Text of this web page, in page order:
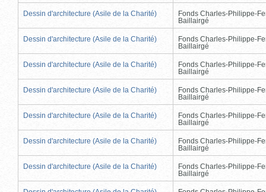
Dessin d'architecture (Asile de la Charité)
Fonds Charles-Philippe-
Baillairgé
Dessin d'architecture (Asile de la Charité)
Fonds Charles-Philippe-
Baillairgé
Dessin d'architecture (Asile de la Charité)
Fonds Charles-Philippe-
Baillairgé
Dessin d'architecture (Asile de la Charité)
Fonds Charles-Philippe-
Baillairgé
Dessin d'architecture (Asile de la Charité)
Fonds Charles-Philippe-
Baillairgé
Dessin d'architecture (Asile de la Charité)
Fonds Charles-Philippe-
Baillairgé
Dessin d'architecture (Asile de la Charité)
Fonds Charles-Philippe-
Baillairgé